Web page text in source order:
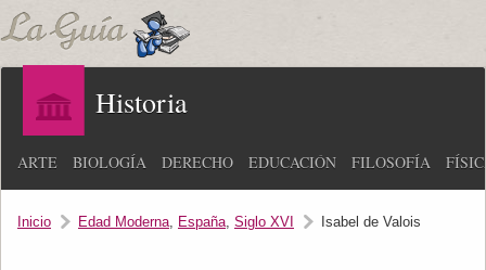
Historia
ARTE BIOLOGÍA DERECHO EDUCACIÓN FILOSOFÍA
Inicio Edad Moderna, España, Siglo XVI Isabel de Valois